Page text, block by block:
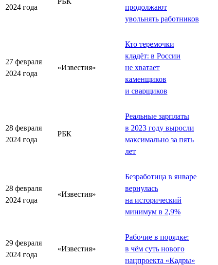
2024 года
продолжают
увольнять работников
27 февраля
2024 года
«Известия»
Кто теремочки
кладёт: в России
не хватает
каменщиков
и сварщиков
28 февраля
2024 года
РБК
Реальные зарплаты
в 2023 году выросли
максимально за пять
лет
28 февраля
2024 года
«Известия»
Безработица в январе
вернулась
на исторический
минимум в 2,9%
29 февраля
2024 года
«Известия»
Рабочие в порядке:
в чём суть нового
нацпроекта «Кадры»